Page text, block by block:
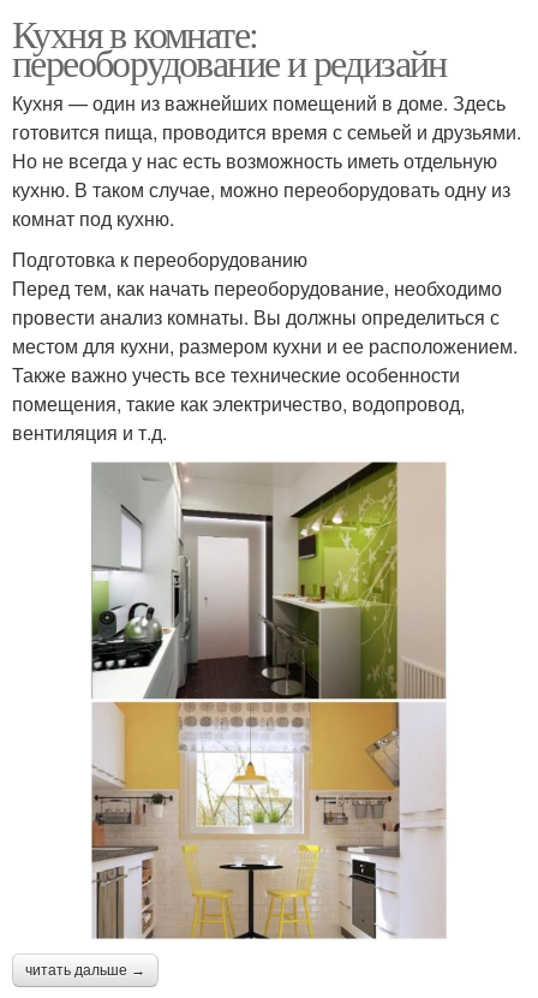
Кухня в комнате:
переоборудование и редизайн
Кухня — один из важнейших помещений в доме. Здесь
готовится пища, проводится время с семьей и друзьями.
Но не всегда у нас есть возможность иметь отдельную
кухню. В таком случае, можно переоборудовать одну из
комнат под кухню.
Подготовка к переоборудованию
Перед тем, как начать переоборудование, необходимо
провести анализ комнаты. Вы должны определиться с
местом для кухни, размером кухни и ее расположением.
Также важно учесть все технические особенности
помещения, такие как электричество, водопровод,
вентиляция и т.д.
читать дальше →